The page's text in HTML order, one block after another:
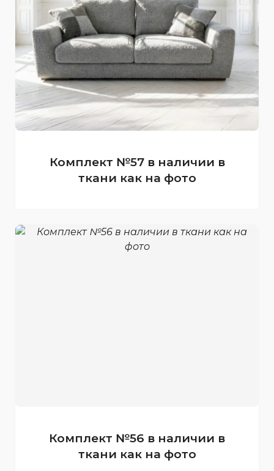
Комплект №57 в наличии в
ткани как на фото
Комплект №56 в наличии в
ткани как на фото